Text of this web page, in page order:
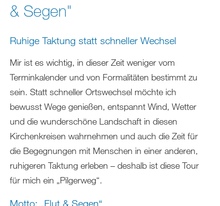
& Segen"
Ruhige Taktung statt schneller Wechsel
Mir ist es wichtig, in dieser Zeit weniger vom
Terminkalender und von Formalitäten bestimmt zu
sein. Statt schneller Ortswechsel möchte ich
bewusst Wege genießen, entspannt Wind, Wetter
und die wunderschöne Landschaft in diesen
Kirchenkreisen wahrnehmen und auch die Zeit für
die Begegnungen mit Menschen in einer anderen,
ruhigeren Taktung erleben – deshalb ist diese Tour
für mich ein „Pilgerweg“.
Motto: „Flut & Segen“